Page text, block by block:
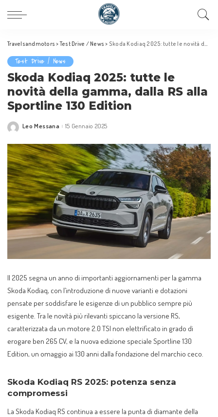
Travelsandmotors >Test Drive / News > Skoda Kodiaq 2025: tutte le novità della gamma, dalla RS alla Sportline 130 Edition
Test Drive / News
Skoda Kodiaq 2025: tutte le
novità della gamma, dalla RS alla
Sportline 130 Edition
Posted
Leo Messana 15 Gennaio 2025
Il 2025 segna un anno di importanti aggiornamenti per la gamma
Skoda Kodiaq, con l’introduzione di nuove varianti e dotazioni
pensate per soddisfare le esigenze di un pubblico sempre più
esigente. Tra le novità più rilevanti spiccano la versione RS,
caratterizzata da un motore 2.0 TSI non elettrificato in grado di
erogare ben 265 CV, e la nuova edizione speciale Sportline 130
Edition, un omaggio ai 130 anni dalla fondazione del marchio ceco.
Skoda Kodiaq RS 2025: potenza senza
compromessi
La Skoda Kodiaq RS continua a essere la punta di diamante della